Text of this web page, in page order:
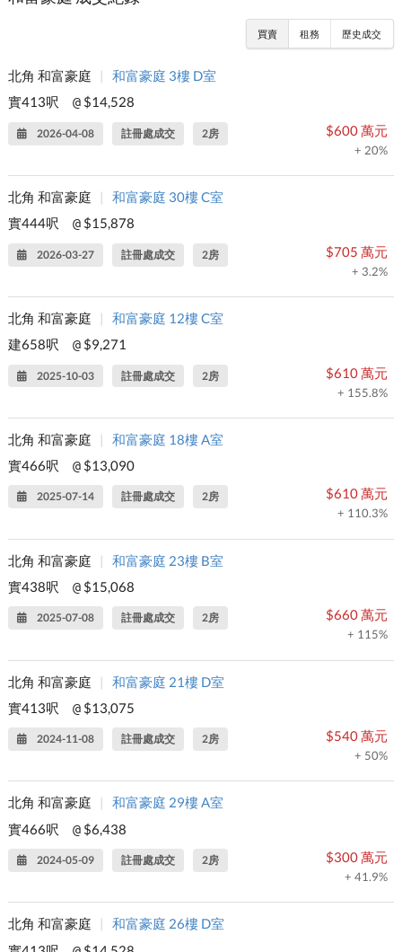
買賣 租務 歷史成交
北角 和富豪庭 |
和富豪庭 3樓 D室
實413呎
@ $14,528
2026-04-08 註冊處成交 2房 $600 萬元
+ 20%
北角 和富豪庭 |
和富豪庭 30樓 C室
實444呎
@ $15,878
2026-03-27 註冊處成交 2房 $705 萬元
+ 3.2%
北角 和富豪庭 |
和富豪庭 12樓 C室
建658呎
@ $9,271
2025-10-03 註冊處成交 2房 $610 萬元
+ 155.8%
北角 和富豪庭 |
和富豪庭 18樓 A室
實466呎
@ $13,090
2025-07-14 註冊處成交 2房 $610 萬元
+ 110.3%
北角 和富豪庭 |
和富豪庭 23樓 B室
實438呎
@ $15,068
2025-07-08 註冊處成交 2房 $660 萬元
+ 115%
北角 和富豪庭 |
和富豪庭 21樓 D室
實413呎
@ $13,075
2024-11-08 註冊處成交 2房 $540 萬元
+ 50%
北角 和富豪庭
和富豪庭 29樓 A室
實466呎
@ $6,438
2024-05-09 註冊處成交 2房 $300 萬元
+ 41.9%
北角 和富豪庭
和富豪庭 26樓 D室